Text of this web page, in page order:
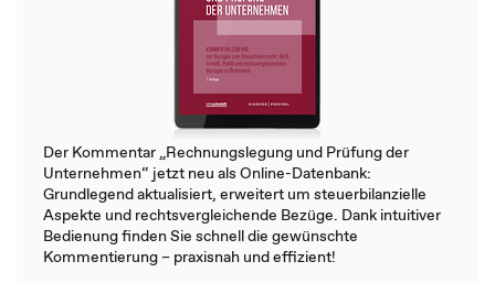
Der Kommentar „Rechnungslegung und Prüfung der
Unternehmen“ jetzt neu als Online-Datenbank:
Grundlegend aktualisiert, erweitert um steuerbilanzielle
Aspekte und rechtsvergleichende Bezüge. Dank intuitiver
Bedienung finden Sie schnell die gewünschte
Kommentierung – praxisnah und effizient!